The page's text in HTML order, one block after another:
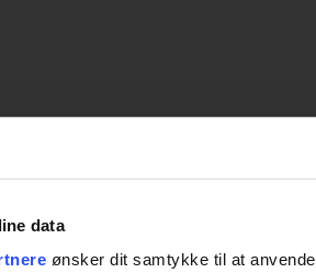
data
ønsker dit samtykke til at